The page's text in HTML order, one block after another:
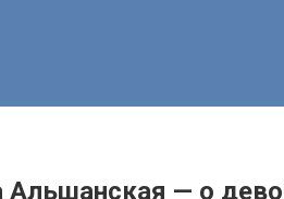
Альшанская — о